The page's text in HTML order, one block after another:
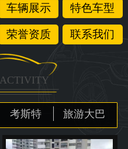
租车须知
特惠租车
荣誉资质
联系我们
车辆展示 特色车型
荣誉资质 联系我们
ACTIVITY
考斯特 旅游大巴